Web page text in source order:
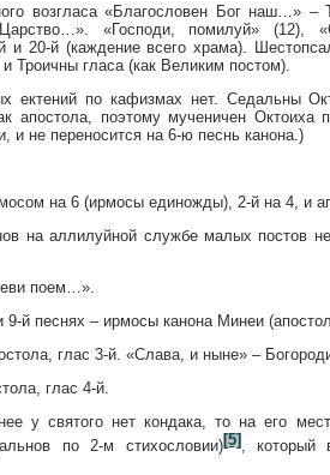
возгласа «Благословен Бог наш…»
«Господи, помилуй» (12),
20-й (каждение всего храма).
Троичны гласа (как Великим постом).
ектений по кафизмах нет. Седальны
апостола, поэтому мученичен
и не переносится на 6-ю песнь канона.)
на 6 (ирмосы единожды), 2-й на 4, и
на аллилуйной службе малых постов
поем…».
9-й песнях – ирмосы канона Минеи
глас 3-й. «Слава, и ныне» –
глас 4-й.
у святого нет кондака, то на его
по 2-м стихословии)[5], который